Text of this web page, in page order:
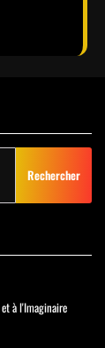
à l'Imaginaire